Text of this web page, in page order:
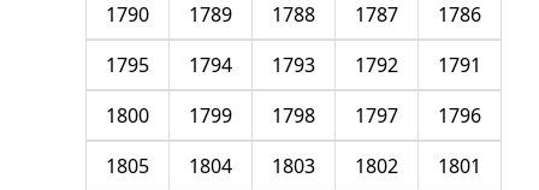
1786
1787
1788
1789
1790
1791
1792
1793
1794
1795
1796
1797
1798
1799
1800
1801
1802
1803
1804
1805